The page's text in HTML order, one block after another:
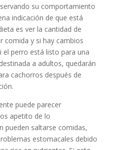
su comportamiento
indicación de que está
es ver la cantidad de
comida y si hay cambios
el perro está listo para una
a adultos, quedarán
cachorros después de
puede parecer
apetito de lo
pueden saltarse comidas,
estomacales debido